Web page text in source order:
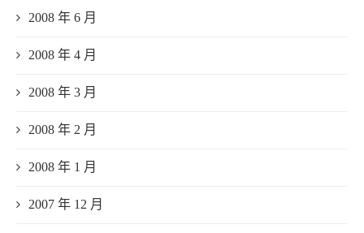
2008 年 6 月
2008 年 4 月
2008 年 3 月
2008 年 2 月
2008 年 1 月
2007 年 12 月